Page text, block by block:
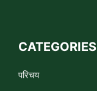
CATEGORIES
परिचय